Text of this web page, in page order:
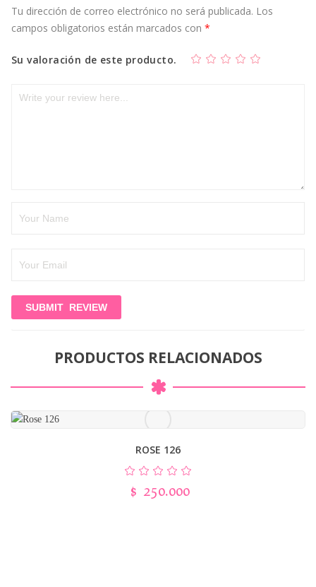
Tu dirección de correo electrónico no será publicada. Los
campos obligatorios están marcados con *
Su valoración de este producto.
PRODUCTOS RELACIONADOS
ROSE 126
$ 250.000